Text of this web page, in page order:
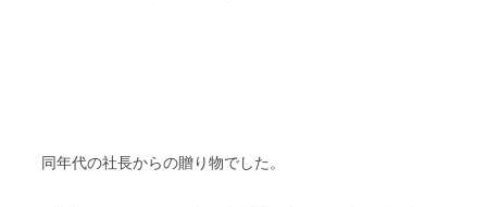
同年代の社長からの贈り物でした。